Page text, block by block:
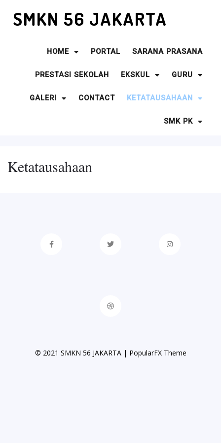
SMKN 56 JAKARTA
HOME PORTAL SARANA PRASANA
PRESTASI SEKOLAH EKSKUL GURU
GALERI CONTACT KETATAUSAHAAN
SMK PK
Ketatausahaan
© 2021 SMKN 56 JAKARTA | PopularFX Theme